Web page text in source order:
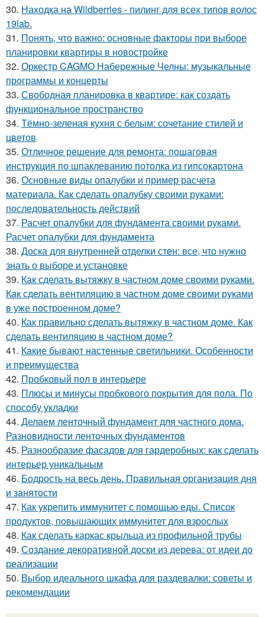
30. Находка на Wildberries - пилинг для всех типов волос
19lab.
31. Понять, что важно: основные факторы при выборе
планировки квартиры в новостройке
32. Оркестр CAGMO Набережные Челны: музыкальные
программы и концерты
33. Свободная планировка в квартире: как создать
функциональное пространство
34. Тёмно-зеленая кухня с белым: сочетание стилей и
цветов
35. Отличное решение для ремонта: пошаговая
инструкция по шпаклеванию потолка из гипсокартона
36. Основные виды опалубки и пример расчета
материала. Как сделать опалубку своими руками:
последовательность действий
37. Расчет опалубки для фундамента своими руками.
Расчет опалубки для фундамента
38. Доска для внутренней отделки стен: все, что нужно
знать о выборе и установке
39. Как сделать вытяжку в частном доме своими руками.
Как сделать вентиляцию в частном доме своими руками
в уже построенном доме?
40. Как правильно сделать вытяжку в частном доме. Как
сделать вентиляцию в частном доме?
41. Какие бывают настенные светильники. Особенности
и преимущества
42. Пробковый пол в интерьере
43. Плюсы и минусы пробкового покрытия для пола. По
способу укладки
44. Делаем ленточный фундамент для частного дома.
Разновидности ленточных фундаментов
45. Разнообразие фасадов для гардеробных: как сделать
интерьер уникальным
46. Бодрость на весь день. Правильная организация дня
и занятости
47. Как укрепить иммунитет с помощью еды. Список
продуктов, повышающих иммунитет для взрослых
48. Как сделать каркас крыльца из профильной трубы
49. Создание декоративной доски из дерева: от идеи до
реализации
50. Выбор идеального шкафа для раздевалки: советы и
рекомендации